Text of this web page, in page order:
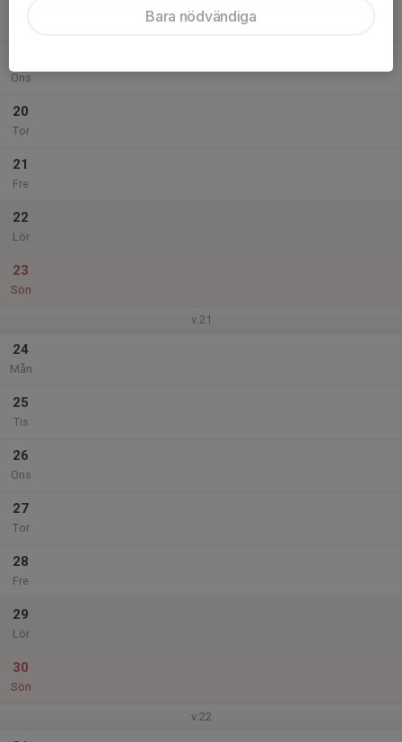
Ons
20
Tor
21
Fre
22
Lör
23
Sön
v.21
24
Mån
25
Tis
26
Ons
27
Tor
28
Fre
29
Lör
30
Sön
v.22
Bara nödvändiga